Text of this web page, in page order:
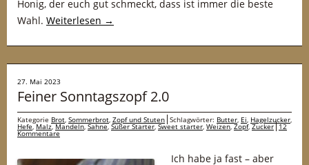
Honig, der euch gut schmeckt, dass ist immer die beste
Wahl. Weiterlesen →
27. Mai 2023
Feiner Sonntagszopf 2.0
Kategorie Brot, Sommerbrot, Zopf und Stuten Schlagwörter: Butter, Ei, Hagelzucker,
Hefe,Malz,Mandeln,Sahne, Süßer Starter,Sweet starter, Weizen,Zopf,Zucker 12
Kommentare
Ich habe ja fast – aber